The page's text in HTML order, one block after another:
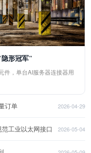
隐形冠军"
件，单台AI服务器连接器用
订单 2026-04-29
工业以太网接口 2026-05-04